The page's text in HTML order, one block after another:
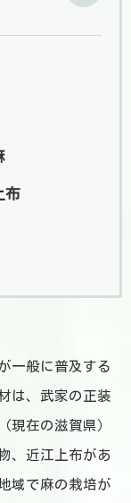
布
一般に普及する
は、武家の正装
現在の滋賀県）
、近江上布があ
域で麻の栽培が